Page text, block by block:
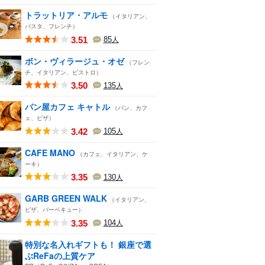
トラットリア・アルモ （イタリアン、
パスタ、フレンチ）
3.51 85人
ボン・ヴィラージュ・オゼ （フレン
チ、イタリアン、ビストロ）
3.50 135人
パン屋カフェ キャトル （パン、カフ
ェ、ピザ）
3.42 105人
CAFE MANO （カフェ、イタリアン、ケ
ーキ）
3.35 130人
GARB GREEN WALK （イタリアン、
ピザ、バーベキュー）
3.35 104人
特別な名入れギフトも！ 銀座で選
ぶReFaの上質ケア